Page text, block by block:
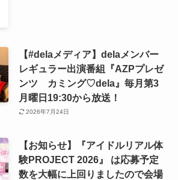
【#delaメディア】delaメンバー
レギュラー出演番組『AZPプレゼ
ンツ カミング♡dela』毎月第3
月曜日19:30から放送！
2026年7月24日
【お知らせ】『アイドルリアル体
験PROJECT 2026』 は応募予定
数を大幅に上回りましたので会場